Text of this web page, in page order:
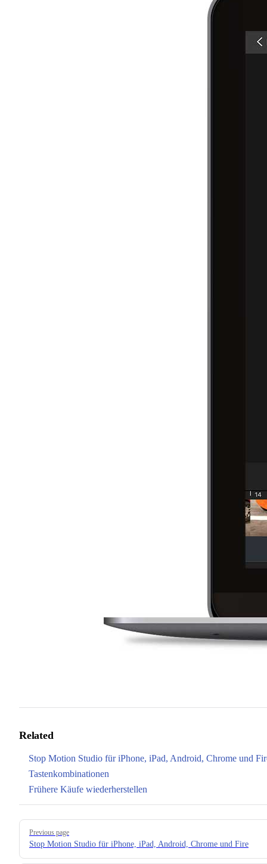
Related
Stop Motion Studio für iPhone, iPad, Android, Chrome und
Tastenkombinationen
Frühere Käufe wiederherstellen
Pager
Previous page
Stop Motion Studio für iPhone, iPad, Android, Chrome und Fire